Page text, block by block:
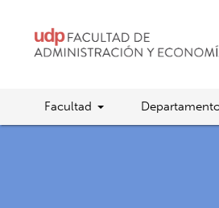
Facultad